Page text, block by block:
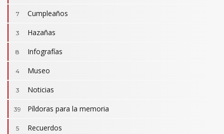
7 Cumpleaños
3 Hazañas
8 Infografías
4 Museo
Camisetas
2 Revistas
3 Noticias
32 Actualidad
7 Cumpleaños
39 Píldoras para la memoria
5 Recuerdos